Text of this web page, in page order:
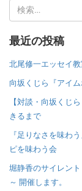
索:
最近の投稿
北尾修一エッセイ教
向坂くじら『アイ
【対談・向坂くじ
きるまで
『足りなさを味わ
ピを味わう会
堀静香のサイレン
～ 開催します。